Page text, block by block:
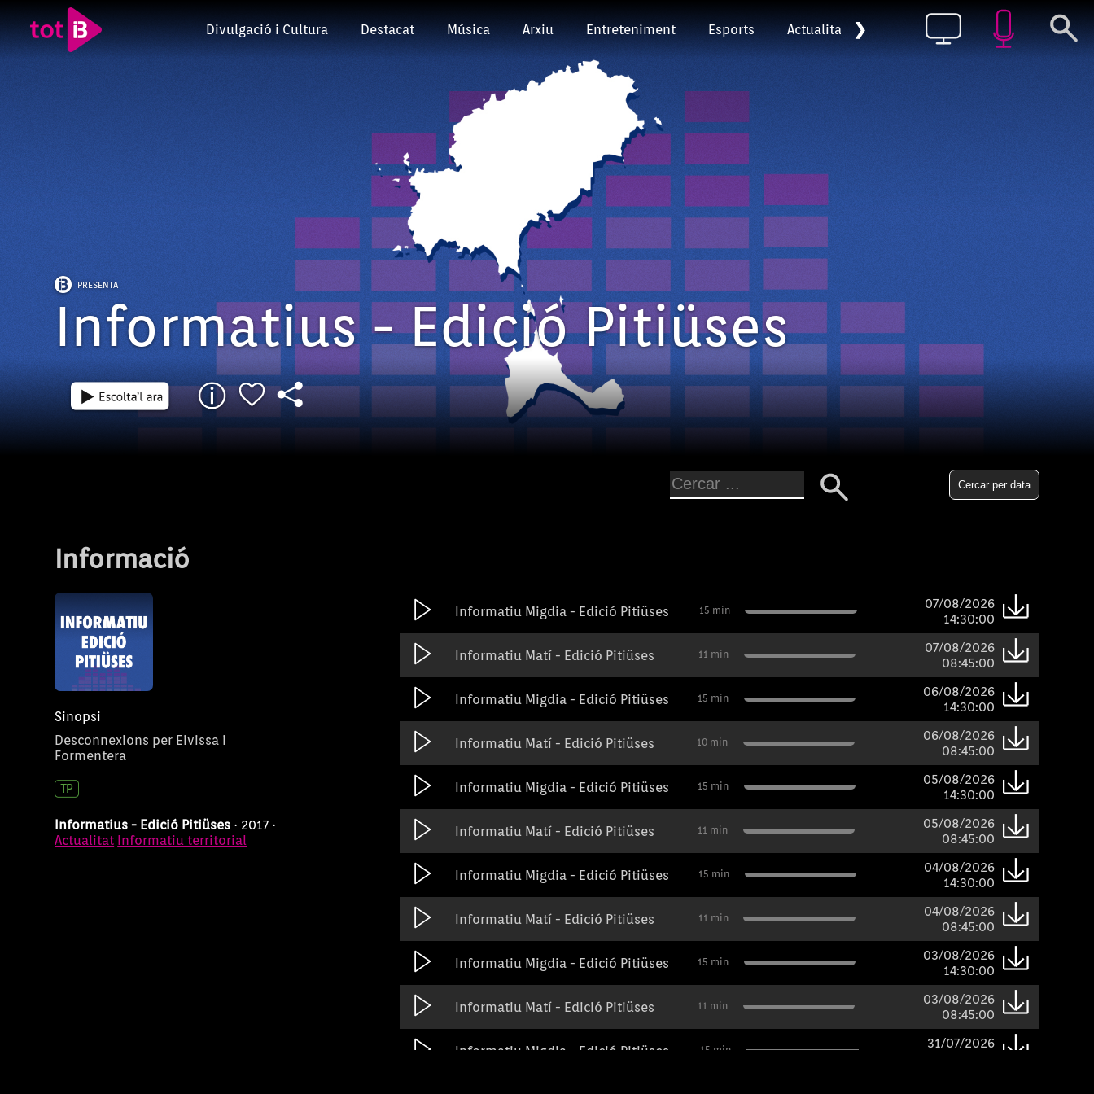
Divulgació i Cultura Destacat Música Arxiu Entreteniment Esports Actualitat Pòdcast
❯
PRESENTA
Informatius - Edició Pitiüses
Cercar per data
Informatiu Migdia - Edició Pitiüses 15 min
07/08/2026
14:30:00
Informatiu Matí - Edició Pitiüses 11 min
07/08/2026
08:45:00
Informatiu Migdia - Edició Pitiüses 15 min
06/08/2026
14:30:00
Informatiu Matí - Edició Pitiüses 10 min
06/08/2026
08:45:00
Informatiu Migdia - Edició Pitiüses 15 min
05/08/2026
14:30:00
Informatiu Matí - Edició Pitiüses 11 min
05/08/2026
08:45:00
Informatiu Migdia - Edició Pitiüses 15 min
04/08/2026
14:30:00
Informatiu Matí - Edició Pitiüses 11 min
04/08/2026
08:45:00
Informatiu Migdia - Edició Pitiüses 15 min
03/08/2026
14:30:00
Informatiu Matí - Edició Pitiüses 11 min
03/08/2026
08:45:00
Informatiu Migdia - Edició Pitiüses 15 min
31/07/2026
Informació
Sinopsi
Desconnexions per Eivissa i
Formentera
Informatius - Edició Pitiüses · 2017 ·
Actualitat Informatiu territorial